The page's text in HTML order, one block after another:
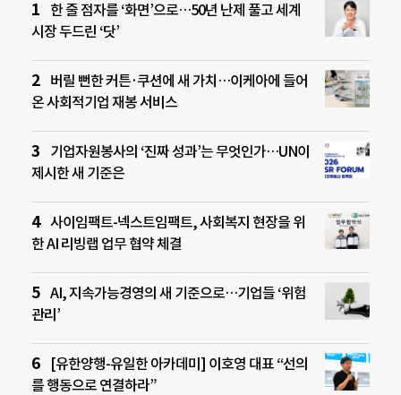
한 줄 점자를 ‘화면’으로…50년 난제 풀고 세계
시장 두드린 ‘닷’
버릴 뻔한 커튼·쿠션에 새 가치…이케아에 들어
온 사회적기업 재봉 서비스
기업자원봉사의 ‘진짜 성과’는 무엇인가…UN이
제시한 새 기준은
사이임팩트-넥스트임팩트, 사회복지 현장을 위
한 AI 리빙랩 업무 협약 체결
AI, 지속가능경영의 새 기준으로…기업들 ‘위험
관리’
[유한양행-유일한 아카데미] 이호영 대표 “선의
를 행동으로 연결하라”